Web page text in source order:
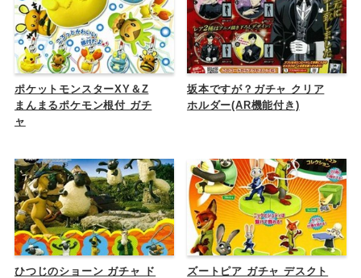
ポケットモンスターXY＆Z
まんまるポケモン根付 ガチ
ャ
坂本ですが？ガチャ クリア
ホルダー(AR機能付き)
ひつじのショーン ガチャ ド
ズートピア ガチャ デスクト